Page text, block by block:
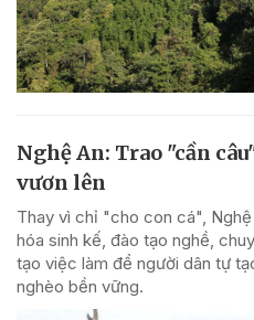
Nghệ An: Trao "cần
vươn lên
Thay vì chỉ "cho con cá",
hóa sinh kế, đào tạo nghề,
tạo việc làm để người dân tự
nghèo bền vững.